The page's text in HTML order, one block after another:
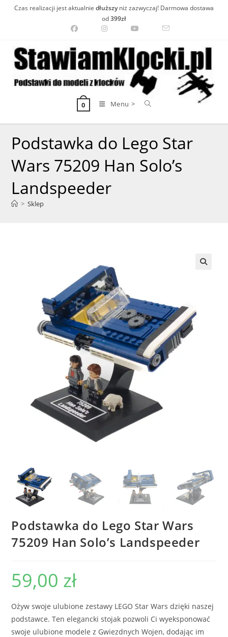
Czas realizacji jest aktualnie dłuższyniż zazwyczaj! Darmowa dostawa
od399zł
0 Menu >
Podstawka do Lego Star
Wars 75209 Han Solo’s
Landspeeder
> Sklep
Podstawka do Lego Star Wars
75209 Han Solo’s Landspeeder
59,00 zł
Ożyw swoje ulubione zestawy LEGO Star Wars dzięki naszej
podstawce. Ten elegancki stojak pozwoli Ci wyeksponować
swoje ulubione modele z Gwiezdnych Wojen, dodając im